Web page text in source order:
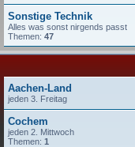
Sonstige Technik
Alles was sonst nirgends passt
Themen: 47
Aachen-Land
jeden 3. Freitag
Cochem
jeden 2. Mittwoch
Themen: 1